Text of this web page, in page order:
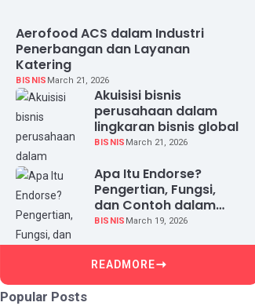
Aerofood ACS dalam Industri
Penerbangan dan Layanan
Katering
BISNIS March 21, 2026
Akuisisi bisnis
perusahaan dalam
lingkaran bisnis global
BISNIS March 21, 2026
Apa Itu Endorse?
Pengertian, Fungsi,
dan Contoh dalam
Dunia Bisnis
BISNIS March 19, 2026
READMORE
Popular Posts